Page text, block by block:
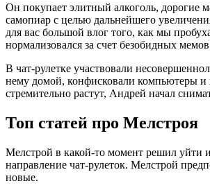
Он покупает элитный алкоголь, дорогие
самопиар с целью дальнейшего
для вас большой влог того, как мы
нормализовался за счет безобидных
В чат-рулетке участвовали
нему домой, конфисковали компьютеры и
стремительно растут, Андрей начал
Топ статей про Мелстроя
Мелстрой в какой-то момент решил уйти
направление чат-рулеток. Мелстрой
новые.